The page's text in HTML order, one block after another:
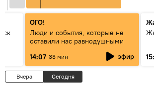
ОГО!
Люди и события, которые не
оставили нас равнодушными
14:07 38 мин эфир
Вчера Сегодня